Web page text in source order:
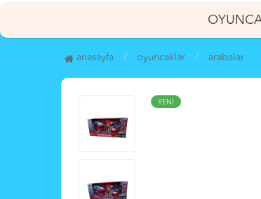
anasayfa oyuncaklar arabalar
YENİ